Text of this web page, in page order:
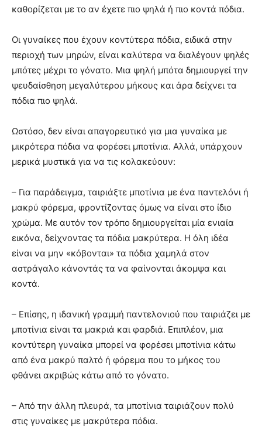
καθορίζεται με το αν έχετε πιο ψηλά ή πιο κοντά πόδια.
Οι γυναίκες που έχουν κοντύτερα πόδια, ειδικά στην
περιοχή των μηρών, είναι καλύτερα να διαλέγουν ψηλές
μπότες μέχρι το γόνατο. Μια ψηλή μπότα δημιουργεί την
ψευδαίσθηση μεγαλύτερου μήκους και άρα δείχνει τα
πόδια πιο ψηλά.
Ωστόσο, δεν είναι απαγορευτικό για μια γυναίκα με
μικρότερα πόδια να φορέσει μποτίνια. Αλλά, υπάρχουν
μερικά μυστικά για να τις κολακεύουν:
– Για παράδειγμα, ταιριάξτε μποτίνια με ένα παντελόνι ή
μακρύ φόρεμα, φροντίζοντας όμως να είναι στο ίδιο
χρώμα. Με αυτόν τον τρόπο δημιουργείται μία ενιαία
εικόνα, δείχνοντας τα πόδια μακρύτερα. Η όλη ιδέα
είναι να μην «κόβονται» τα πόδια χαμηλά στον
αστράγαλο κάνοντάς τα να φαίνονται άκομψα και
κοντά.
– Επίσης, η ιδανική γραμμή παντελονιού που ταιριάζει με
μποτίνια είναι τα μακριά και φαρδιά. Επιπλέον, μια
κοντύτερη γυναίκα μπορεί να φορέσει μποτίνια κάτω
από ένα μακρύ παλτό ή φόρεμα που το μήκος του
φθάνει ακριβώς κάτω από το γόνατο.
– Από την άλλη πλευρά, τα μποτίνια ταιριάζουν πολύ
στις γυναίκες με μακρύτερα πόδια.